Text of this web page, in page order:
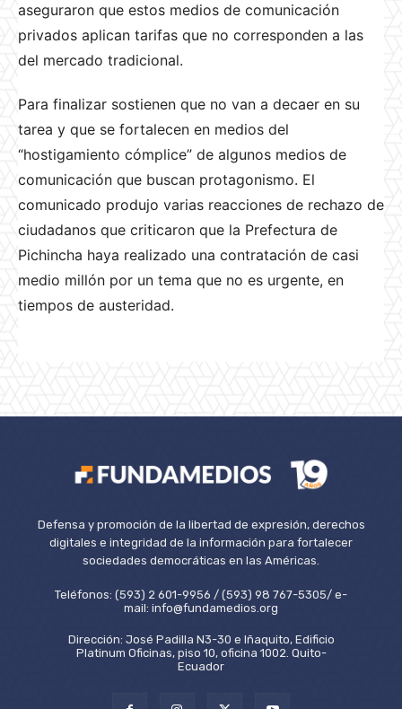
aseguraron que estos medios de comunicación
privados aplican tarifas que no corresponden a las
del mercado tradicional.
Para finalizar sostienen que no van a decaer en su
tarea y que se fortalecen en medios del
“hostigamiento cómplice” de algunos medios de
comunicación que buscan protagonismo. El
comunicado produjo varias reacciones de rechazo de
ciudadanos que criticaron que la Prefectura de
Pichincha haya realizado una contratación de casi
medio millón por un tema que no es urgente, en
tiempos de austeridad.
Defensa y promoción de la libertad de expresión, derechos
digitales e integridad de la información para fortalecer
sociedades democráticas en las Américas.
Teléfonos: (593) 2 601-9956 / (593) 98 767-5305/ e-
mail: info@fundamedios.org
Dirección: José Padilla N3-30 e Iñaquito, Edificio
Platinum Oficinas, piso 10, oficina 1002. Quito-
Ecuador